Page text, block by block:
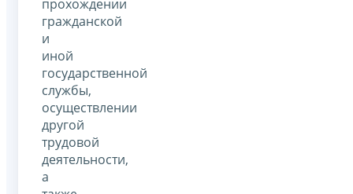
прохождении
гражданской
и
иной
государственной
службы,
осуществлении
другой
трудовой
деятельности,
а